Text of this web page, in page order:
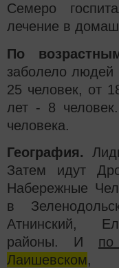
Семеро
лечение в
По
заболело людей
25 человек, от
лет - 8
человека.
География.
Затем идут
Набережные
в
Атнинский,
районы. И
Лаишевском,